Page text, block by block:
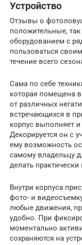
Устройство
Отзывы о
положительные,
оборудованием с
пользоваться
течение всего
Сама по себе
которая помещена
от различных
встречающихся в
корпус выполняет
Декорируется он с
ему возможность
самому владельцу
делать практически
Внутри корпуса
фото- и
любые движения,
удобно. При
моментально
сохраняются на